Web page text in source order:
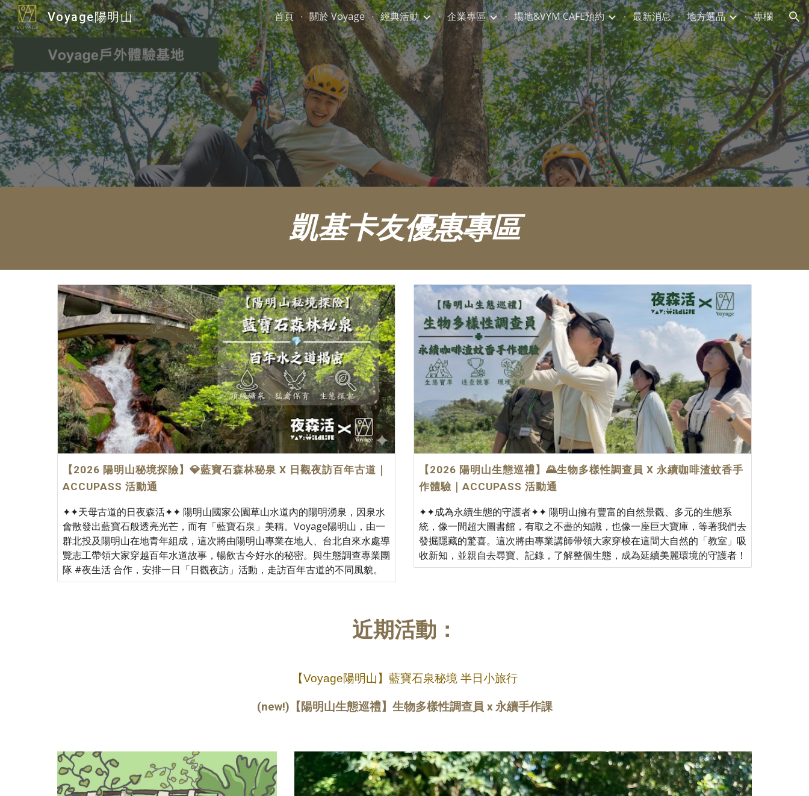
Skip to main content Skip to navigation
Voyage陽明山 首頁 關於 Voyage 經典活動 企業專區 場地&VYM CAFE預約 最新消息 地方選品 專欄
凱基卡友優惠專區
【2026 陽明山秘境探險】💎藍寶石森林秘泉 X 日觀夜訪百年古道｜
ACCUPASS 活動通
✦✦天母古道的日夜森活✦✦ 陽明山國家公園草山水道內的陽明湧泉，因泉水
會散發出藍寶石般透亮光芒，而有「藍寶石泉」美稱。Voyage陽明山，由一
群北投及陽明山在地青年組成，這次將由陽明山專業在地人、台北自來水處導
覽志工帶領大家穿越百年水道故事，暢飲古今好水的秘密。與生態調查專業團
隊 #夜生活 合作，安排一日「日觀夜訪」活動，走訪百年古道的不同風貌。
【2026 陽明山生態巡禮】🌄生物多樣性調查員 X 永續咖啡渣蚊香手
作體驗｜ACCUPASS 活動通
✦✦成為永續生態的守護者✦✦ 陽明山擁有豐富的自然景觀、多元的生態系
統，像一間超大圖書館，有取之不盡的知識，也像一座巨大寶庫，等著我們去
發掘隱藏的驚喜。這次將由專業講師帶領大家穿梭在這間大自然的「教室」吸
收新知，並親自去尋寶、記錄，了解整個生態，成為延續美麗環境的守護者！
近期活動：
【Voyage陽明山】藍寶石泉秘境 半日小旅行
(new!) 【 陽明山生態巡禮】 生物多樣性調查員 x 永續手作課